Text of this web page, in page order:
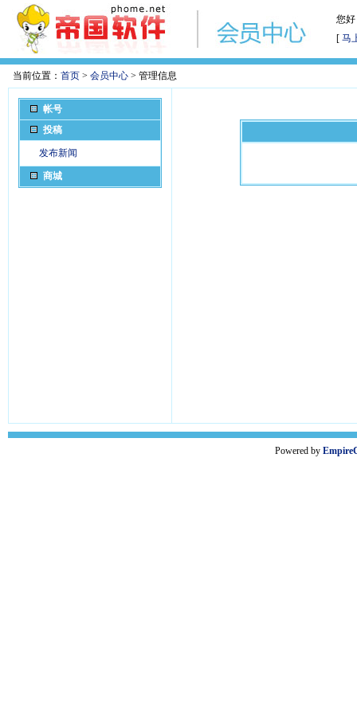
您
[ 马
当前位置： 首页 > 会员中心 > 管理信息
帐号
投稿
发布新闻
商城
Powered by